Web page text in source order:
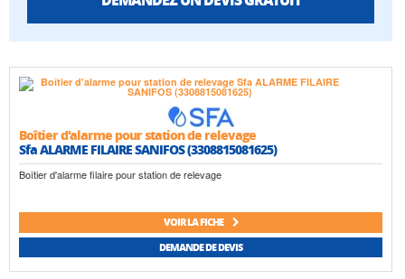
Boîtier d'alarme pour station de relevage
Sfa ALARME FILAIRE SANIFOS (3308815081625)
Boîtier d'alarme filaire pour station de relevage
VOIR LA FICHE
DEMANDE DE DEVIS